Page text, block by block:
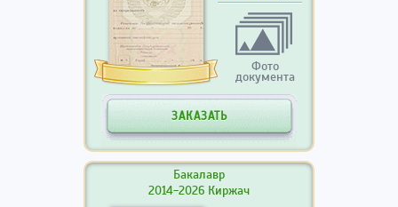
Фото
документа
ЗАКАЗАТЬ
Бакалавр
2014-2026 Киржач